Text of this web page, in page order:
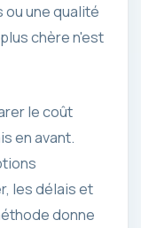
une qualité
chère n'est
le coût
en avant.
les délais et
donne